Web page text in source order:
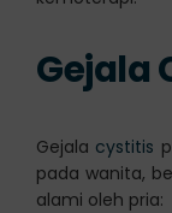
Gejala
Gejala cystitis
pada wanita,
alami oleh pria: